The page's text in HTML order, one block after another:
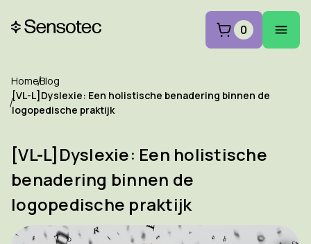
0
HomeBlog
[VL-L]Dyslexie: Een holistische benadering binnen de
logopedische praktijk
[VL-L]Dyslexie: Een holistische
benadering binnen de
logopedische praktijk